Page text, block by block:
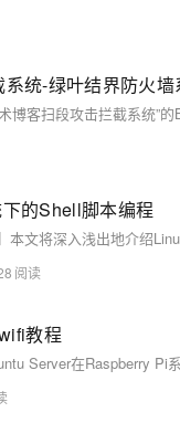
统-绿叶结界防火
的Shell脚本编程
教程